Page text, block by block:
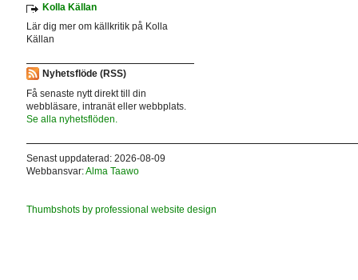
Kolla Källan
Lär dig mer om källkritik på Kolla
Källan
Nyhetsflöde (RSS)
Få senaste nytt direkt till din
webbläsare, intranät eller webbplats.
Se alla nyhetsflöden.
Senast uppdaterad: 2026-08-09
Webbansvar:Alma Taawo
Thumbshots by professional website design